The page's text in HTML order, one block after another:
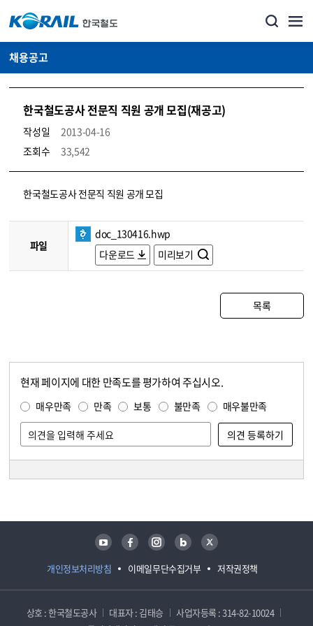
채용공고
한국철도공사 전문직 직원 공개 모집(재공고)
작성일
2013-04-16
조회수
33,542
코레일소개_경영공시_채용공고 상세보기 – 내용, 파일, 담당자 연락처로 구성
한국철도공사 전문직 직원 공개 모집
파일
doc_130416.hwp
다운로드
미리보기
목록
현재 페이지에 대한 만족도를 평가하여 주십시오.
매우만족 만족 보통 불만족 매우불만족
개인정보처리방침 이메일무단수집거부 저작권정책
유튜브 페이스북 인스타그램 블로그 트위터
상호 : 한국철도공사 대표자 : 김태승
사업자등록 : 314-82-10024